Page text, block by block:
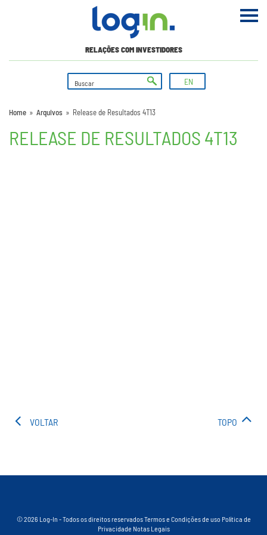
RELAÇÕES COM INVESTIDORES
EN
Home » Arquivos » Release de Resultados 4T13
RELEASE DE RESULTADOS 4T13
VOLTAR TOPO
© 2026 Log-In - Todos os direitos reservadosTermos e Condições de uso Política de
Privacidade Notas Legais